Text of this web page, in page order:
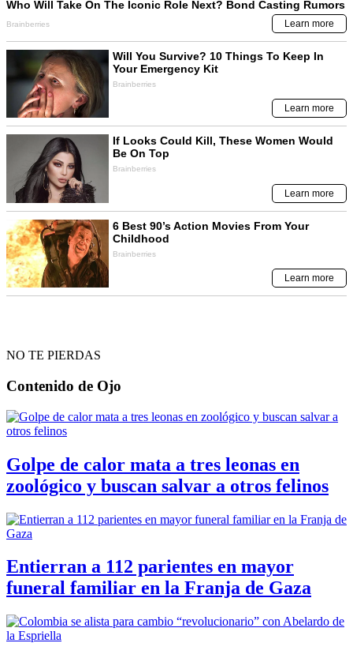
NO TE PIERDAS
Contenido de Ojo
Golpe de calor mata a tres leonas en
zoológico y buscan salvar a otros felinos
Entierran a 112 parientes en mayor
funeral familiar en la Franja de Gaza